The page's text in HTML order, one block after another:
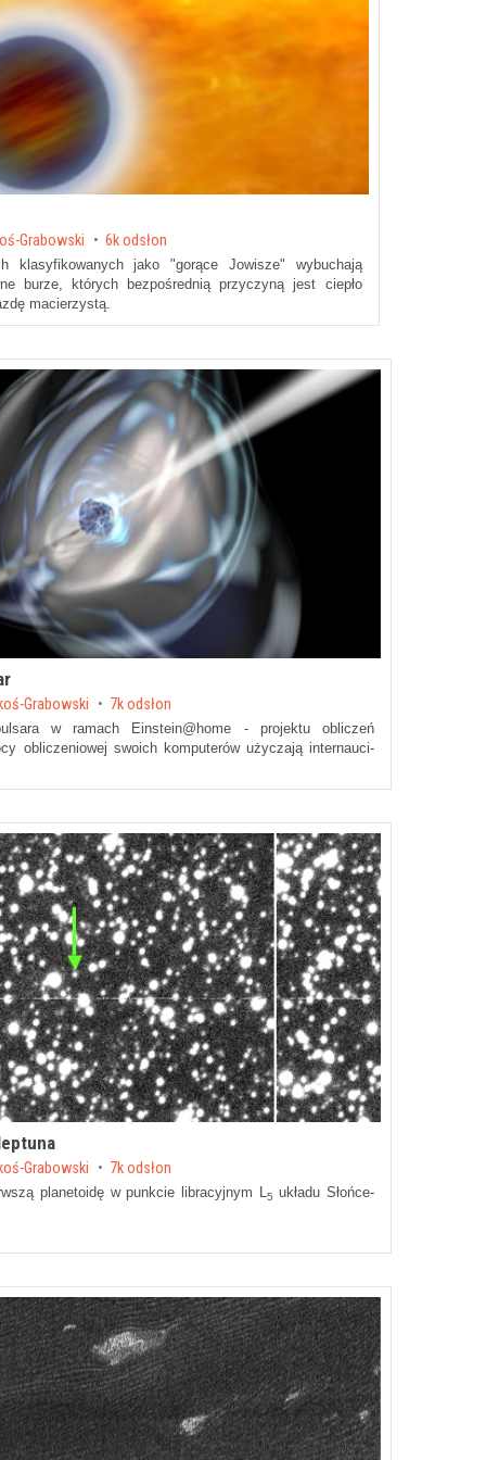
Grabowski 6k odsłon
klasyfikowanych jako "gorące Jowisze" wybuchają
burze, których bezpośrednią przyczyną jest ciepło
macierzystą.
Grabowski 7k odsłon
w ramach Einstein@home - projektu obliczeń
obliczeniowej swoich komputerów użyczają internauci-
Grabowski 7k odsłon
planetoidę w punkcie libracyjnym L5 układu Słońce-